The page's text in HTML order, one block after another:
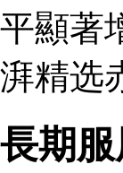
平顯著
湃精选
長期